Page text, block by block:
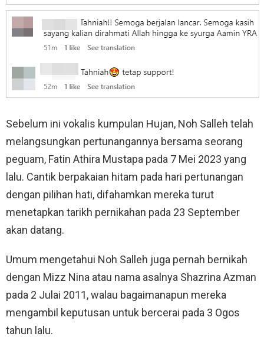
Sebelum ini vokalis kumpulan Hujan, Noh Salleh telah
melangsungkan pertunangannya bersama seorang
peguam, Fatin Athira Mustapa pada 7 Mei 2023 yang
lalu. Cantik berpakaian hitam pada hari pertunangan
dengan pilihan hati, difahamkan mereka turut
menetapkan tarikh pernikahan pada 23 September
akan datang.
Umum mengetahui Noh Salleh juga pernah bernikah
dengan Mizz Nina atau nama asalnya Shazrina Azman
pada 2 Julai 2011, walau bagaimanapun mereka
mengambil keputusan untuk bercerai pada 3 Ogos
tahun lalu.